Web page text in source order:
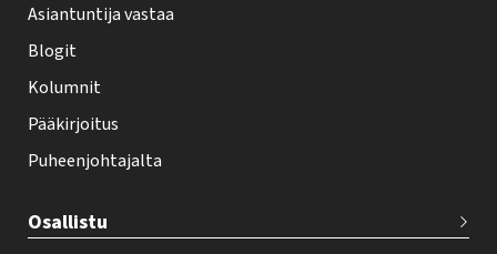
t
i
f
o
t
r
Asiantuntija vastaa
Blogit
Kolumnit
Pääkirjoitus
Puheenjohtajalta
Osallistu